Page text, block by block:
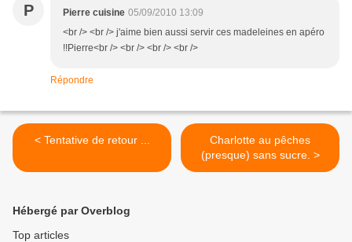
P Pierre cuisine 05/09/2010 13:09
<br /> <br /> j'aime bien aussi servir ces madeleines en apéro
!!Pierre<br /> <br /> <br /> <br />
Répondre
< Tentative de retour ...
Charlotte au pêches
(presque) sans sucre. >
Hébergé par Overblog
Top articles